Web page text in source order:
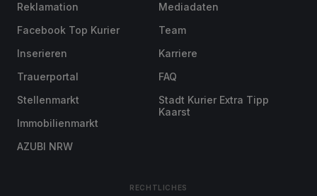
Reklamation
Facebook Top Kurier
Inserieren
Trauerportal
Stellenmarkt
Immobilienmarkt
AZUBI NRW
Mediadaten
Team
Karriere
FAQ
Stadt Kurier Extra Tipp
Kaarst
RECHTLICHES